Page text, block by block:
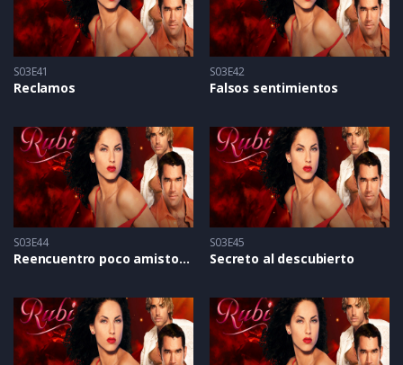
S03E41
Reclamos
S03E42
Falsos sentimientos
S03E44
Reencuentro poco amistoso
S03E45
Secreto al descubierto